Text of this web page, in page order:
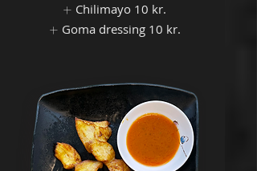
Chilimayo 10 kr.
Goma dressing 10 kr.